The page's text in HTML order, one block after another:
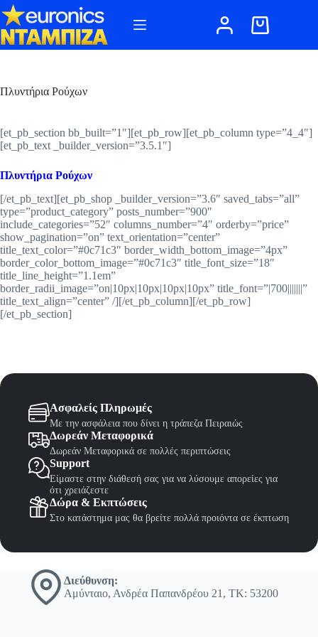
Μετάβαση
στο
περιεχόμενο
Καλάθι
Πλυντήρια Ρούχων
[et_pb_section bb_built=”1″][et_pb_row][et_pb_column type=”4_4″]
[et_pb_text _builder_version=”3.5.1″]
Πλυντήρια Ρούχων
[/et_pb_text][et_pb_shop _builder_version=”3.6″ saved_tabs=”all”
type=”product_category” posts_number=”900″
include_categories=”52″ columns_number=”4″ orderby=”price”
show_pagination=”on” text_orientation=”center”
title_text_color=”#0c71c3″ border_width_bottom_image=”4px”
border_color_bottom_image=”#0c71c3″ title_font_size=”18″
title_line_height=”1.1em”
border_radii_image=”on|10px|10px|10px|10px” title_font=”|700|||||||”
title_text_align=”center” /][/et_pb_column][/et_pb_row]
[/et_pb_section]
Ασφαλείς Πληρωμές
Με την ασφάλεια που δίνει η τράπεζα Πειραιώς
Δωρεάν Μεταφορικά
Δωρεάν Μεταφορικά σε πολλές περιπτώσεις
Support
Είμαστε στην διάθεσή σας για να λύσουμε απορείες για
ότι χρειάζεστε
Δώρα & Εκπτώσεις
Στο κατάστημα μας θα βρείτε πολλά προιόντα σε έκπτωση
Διεύθυνση:
Αμύνταιο, Ανδρέα Παπανδρέου 21, ΤΚ: 53200